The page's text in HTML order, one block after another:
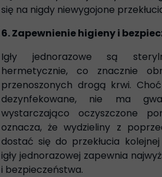
się na nigdy niewygojone
6. Zapewnienie higieny i
Igły jednorazowe są
hermetycznie, co znacznie
przenoszonych drogą krwi.
dezynfekowane, nie ma
wystarczająco oczyszczone
oznacza, że wydzieliny z
dostać się do przekłucia
igły jednorazowej zapewnia
i bezpieczeństwa.